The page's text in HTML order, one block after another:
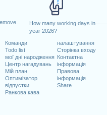
How many working days in
year 2026?
Команди
Todo list
мої дні народження
Центр нагадувань
Мій план
Оптимізатор
відпустки
Ранкова кава
налаштування
Сторінка входу
Контактна
інформація
Правова
інформація
Share